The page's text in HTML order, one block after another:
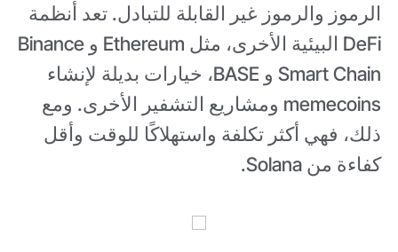
الرموز والرموز غير القابلة للتبادل. تعد أنظمة
DeFi البيئية الأخرى، مثل Ethereum و Binance
Smart Chain و BASE، خيارات بديلة لإنشاء
memecoins ومشاريع التشفير الأخرى. ومع
ذلك، فهي أكثر تكلفة واستهلاكًا للوقت وأقل
كفاءة من Solana.